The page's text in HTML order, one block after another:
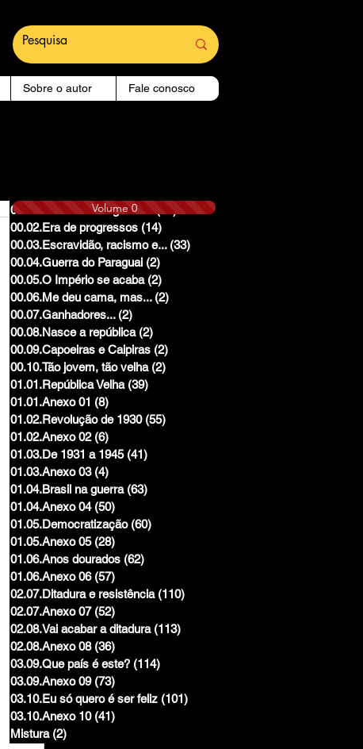
Sobre o autor Fale conosco
00.01.Reinado e Regencias
14 posts
00.02.Era de progressos (14)
00.03.Escravidão, racismo e... (33)
00.04.Guerra do Paraguai (2)
00.05.O Império se acaba (2)
00.06.Me deu cama, mas... (2)
00.07.Ganhadores... (2)
00.08.Nasce a república (2)
00.09.Capoeiras e Caipiras (2)
00.10.Tão jovem, tão velha (2)
01.01.República Velha (39)
01.01.Anexo 01 (8)
01.02.Revolução de 1930 (55)
01.02.Anexo 02 (6)
01.03.De 1931 a 1945 (41)
01.03.Anexo 03 (4)
01.04.Brasil na guerra (63)
01.04.Anexo 04 (50)
01.05.Democratização (60)
01.05.Anexo 05 (28)
01.06.Anos dourados (62)
01.06.Anexo 06 (57)
02.07.Ditadura e resistência (110)
02.07.Anexo 07 (52)
02.08.Vai acabar a ditadura (113)
02.08.Anexo 08 (36)
03.09.Que país é este? (114)
03.09.Anexo 09 (73)
03.10.Eu só quero é ser feliz (101)
03.10.Anexo 10 (41)
Mistura (2)
Volume 0